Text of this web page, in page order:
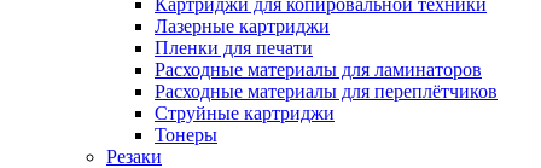
Картриджи для копировальной техники
Лазерные картриджи
Пленки для печати
Расходные материалы для ламинаторов
Расходные материалы для переплётчиков
Струйные картриджи
Тонеры
Резаки